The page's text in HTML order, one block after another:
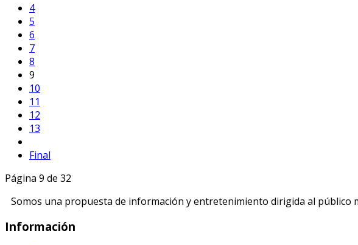
4
5
6
7
8
9
10
11
12
13
Final
Página 9 de 32
Somos una propuesta de información y entretenimiento dirigida al
Información